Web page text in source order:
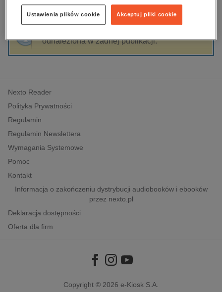
dzienniki
edukacja
hobby, sport, rozrywka
komputery, internet, technologie, informatyka
polityka, społeczno-informacyjne
psychologiczne
inne
popularno-naukowe
historia
Sortowanie Filtrowanie
odnaleziona w żadnej publikacji.
Nexto Reader
Polityka Prywatności
Regulamin
Regulamin Newslettera
Wymagania Systemowe
Pomoc
Kontakt
Informacja o zakończeniu dystrybucji audiobooków i ebooków
przez nexto.pl
Deklaracja dostępności
Oferta dla firm
Copyright © 2026 e-Kiosk S.A.
Akceptuj pliki cookie
Ustawienia plików cookie